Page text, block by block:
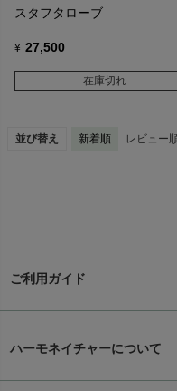
スタフタローブ
¥ 27,500
在庫切れ
並び替え 新着順 レビュー
ご利用ガイド
ハーモネイチャーについて